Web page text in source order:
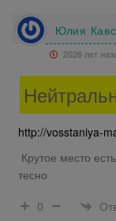
Юлия
2026 лет
http://vosstaniya-
Крутое место
тесно
0